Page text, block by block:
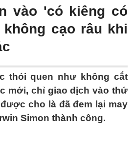
vào 'có kiêng có
không cạo râu khi
thói quen như không cắt
mới, chỉ giao dịch vào thứ
cho là đã đem lại may
Simon thành công.